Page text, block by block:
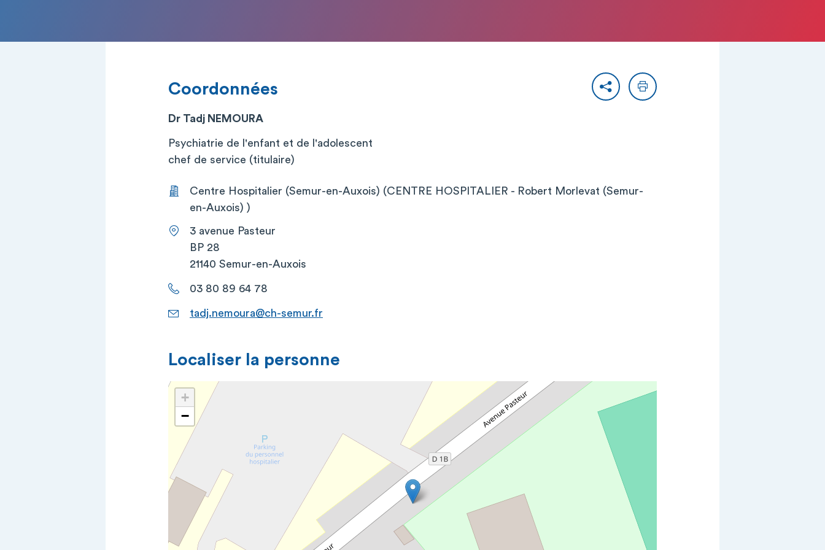
PartagerImprimer
Coordonnées
Dr Tadj NEMOURA
Psychiatrie de l'enfant et de l'adolescent
chef de service (titulaire)
Centre Hospitalier (Semur-en-Auxois) (CENTRE HOSPITALIER - Robert Morlevat (Semur-
en-Auxois) )
3 avenue Pasteur
BP 28
21140 Semur-en-Auxois
03 80 89 64 78
tadj.nemoura@ch-semur.fr
Localiser la personne
+
−